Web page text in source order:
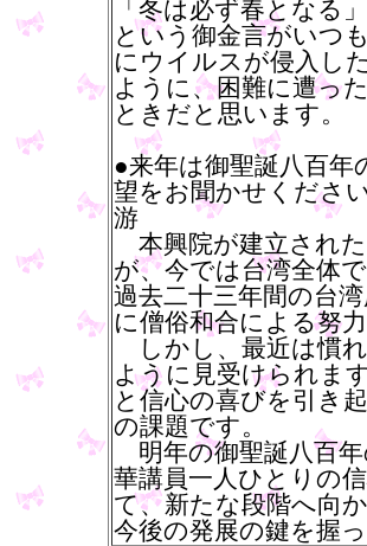
「冬は必ず春となる
という御金言がいつ
にウイルスが侵入し
ように、困難に遭っ
ときだと思います。
●来年は御聖誕八百年
望をお聞かせくださ
游
本興院が建立され
が、今では台湾全体
過去二十三年間の台
に僧俗和合による努
しかし、最近は慣
ように見受けられま
と信心の喜びを引き
の課題です。
明年の御聖誕八百
華講員一人ひとりの
て、新たな段階へ向
今後の発展の鍵を握